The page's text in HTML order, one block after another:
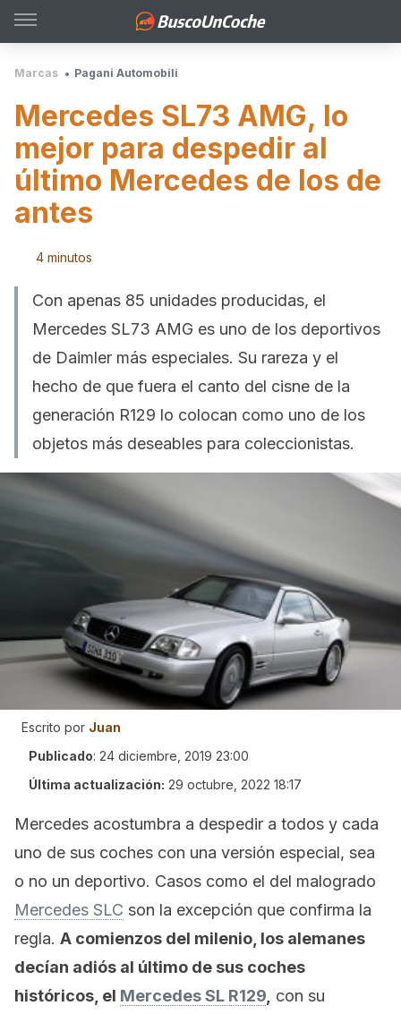
Marcas Pagani Automobili
Mercedes SL73 AMG, lo
mejor para despedir al
último Mercedes de los de
antes
4 minutos
Con apenas 85 unidades producidas, el
Mercedes SL73 AMG es uno de los deportivos
de Daimler más especiales. Su rareza y el
hecho de que fuera el canto del cisne de la
generación R129 lo colocan como uno de los
objetos más deseables para coleccionistas.
Escrito por Juan
Publicado: 24 diciembre, 2019 23:00
Última actualización: 29 octubre, 2022 18:17
Mercedes acostumbra a despedir a todos y cada
uno de sus coches con una versión especial, sea
o no un deportivo. Casos como el del malogrado
Mercedes SLC son la excepción que confirma la
regla. A comienzos del milenio, los alemanes
decían adiós al último de sus coches
históricos, el Mercedes SL R129 con su